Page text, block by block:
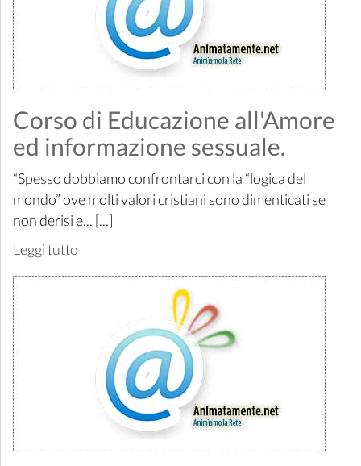
Corso di Educazione all'Amore
ed informazione sessuale.
“Spesso dobbiamo confrontarci con la “logica del
mondo” ove molti valori cristiani sono dimenticati se
non derisi e... [...]
Leggi tutto